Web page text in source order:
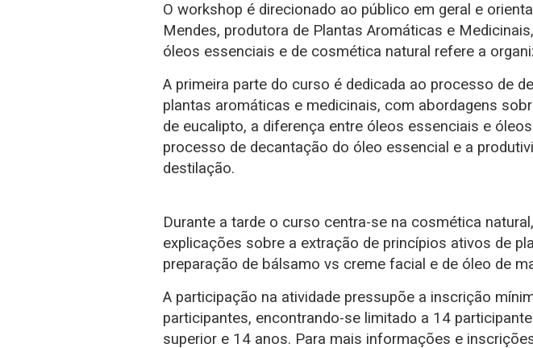
O workshop é direcionado ao público em geral e
Mendes, produtora de Plantas Aromáticas e
óleos essenciais e de cosmética natural refere a
A primeira parte do curso é dedicada ao processo de
plantas aromáticas e medicinais, com abordagens
de eucalipto, a diferença entre óleos essenciais e
processo de decantação do óleo essencial e a
destilação.
Durante a tarde o curso centra-se na cosmética
explicações sobre a extração de princípios ativos de
preparação de bálsamo vs creme facial e de óleo de
A participação na atividade pressupõe a inscrição
participantes, encontrando-se limitado a 14
superior e 14 anos. Para mais informações e